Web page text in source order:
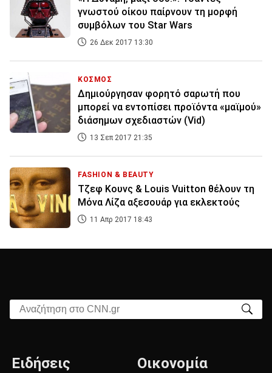
γνωστού οίκου παίρνουν τη μορφή
συμβόλων του Star Wars
26 Δεκ 2017 13:30
ΚΟΣΜΟΣ
Δημιούργησαν φορητό σαρωτή που
μπορεί να εντοπίσει προϊόντα «μαϊμού»
διάσημων σχεδιαστών (Vid)
13 Σεπ 2017 21:35
FASHION & BEAUTY
Τζεφ Κουνς & Louis Vuitton θέλουν τη
Μόνα Λίζα αξεσουάρ για εκλεκτούς
11 Απρ 2017 18:43
Αναζήτηση στο CNN.gr
Ειδήσεις Οικονομία